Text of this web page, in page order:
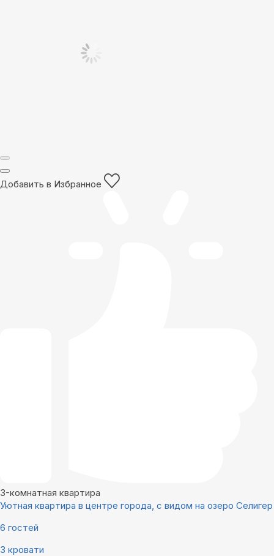
Добавить в Избранное
3-комнатная квартира
Уютная квартира в центре города, с видом на озеро Селигер
6 гостей
3 кровати